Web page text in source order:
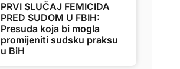
PRVI SLUČAJ FEMICIDA
PRED SUDOM U FBIH:
Presuda koja bi mogla
promijeniti sudsku praksu
u BiH